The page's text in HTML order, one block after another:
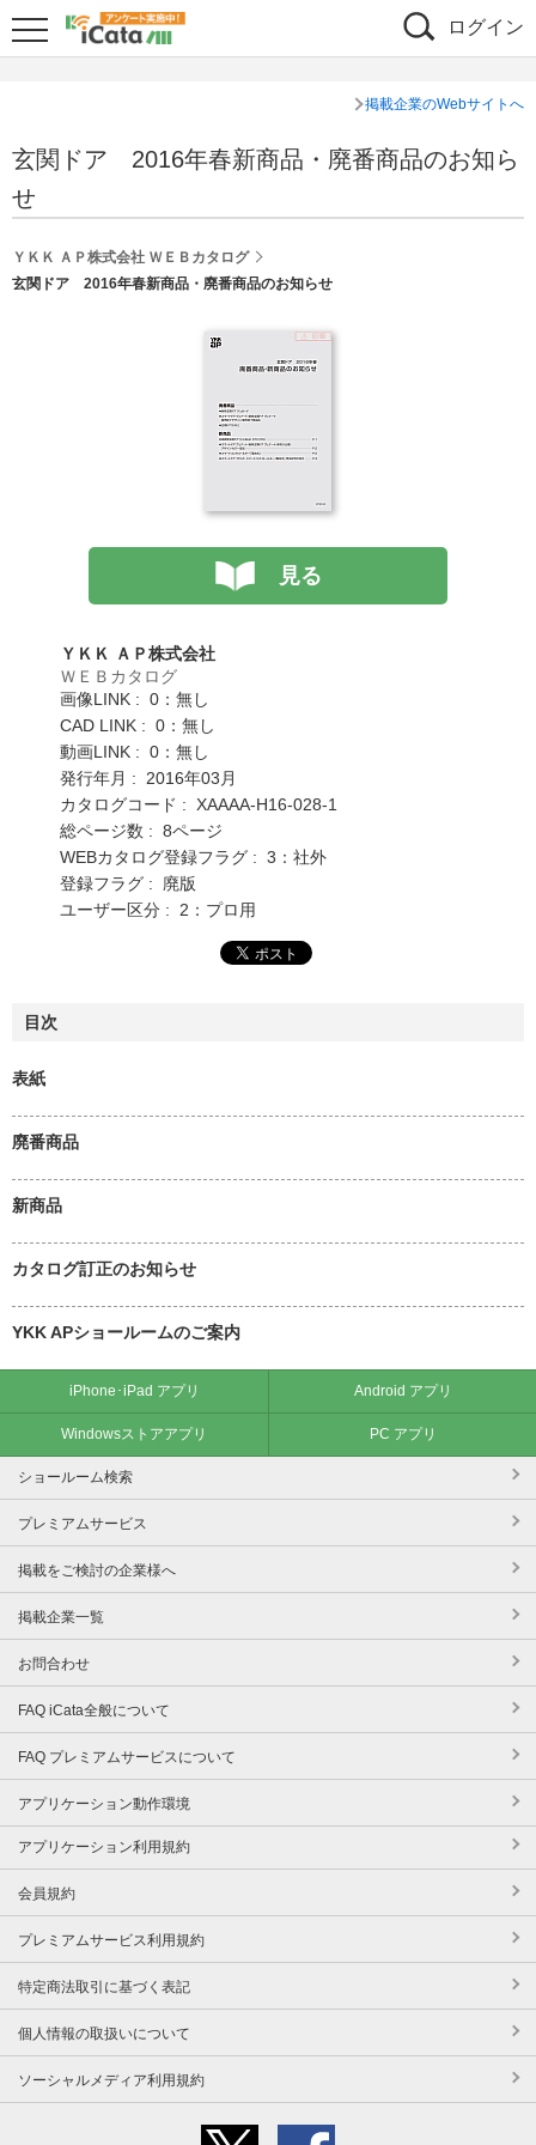
ログイン
掲載企業のWebサイトへ
玄関ドア 2016年春新商品・廃番商品のお知ら
せ
ＹＫＫ ＡＰ株式会社 ＷＥＢカタログ
玄関ドア 2016年春新商品・廃番商品のお知らせ
見る
ＹＫＫ ＡＰ株式会社
ＷＥＢカタログ
画像LINK : 0：無し
CAD LINK : 0：無し
動画LINK : 0：無し
発行年月 : 2016年03月
カタログコード : XAAAA-H16-028-1
総ページ数 : 8ページ
WEBカタログ登録フラグ : 3：社外
登録フラグ : 廃版
ユーザー区分 : 2：プロ用
目次
表紙
廃番商品
新商品
カタログ訂正のお知らせ
YKK APショールームのご案内
iPhone･iPad アプリ Android アプリ
Windowsストアアプリ PC アプリ
ショールーム検索
プレミアムサービス
掲載をご検討の企業様へ
掲載企業一覧
お問合わせ
FAQ iCata全般について
FAQ プレミアムサービスについて
アプリケーション動作環境
アプリケーション利用規約
会員規約
プレミアムサービス利用規約
特定商法取引に基づく表記
個人情報の取扱いについて
ソーシャルメディア利用規約